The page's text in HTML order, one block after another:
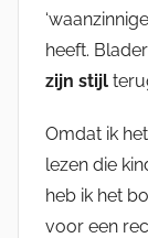
heeft.
zijn stijl
Omdat ik
lezen die
heb ik het
voor een